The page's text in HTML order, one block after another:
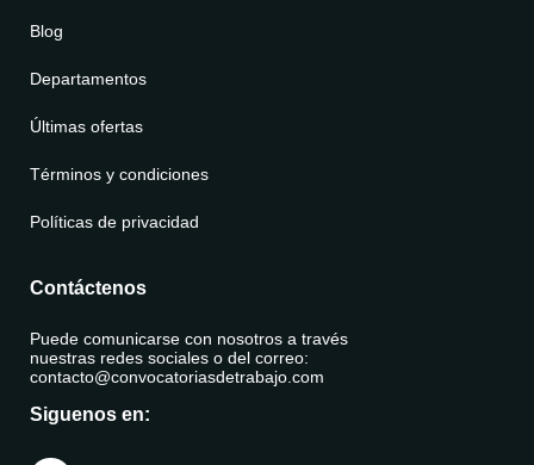
Blog
Departamentos
Últimas ofertas
Términos y condiciones
Políticas de privacidad
Contáctenos
Puede comunicarse con nosotros a través
nuestras redes sociales o del correo:
contacto@convocatoriasdetrabajo.com
Siguenos en: